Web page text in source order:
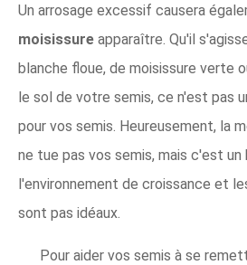
Un arrosage excessif causera
moisissure apparaître. Qu'il
blanche floue, de moisissure verte
le sol de votre semis, ce n'est pas
pour vos semis. Heureusement, la
ne tue pas vos semis, mais c'est un
l'environnement de croissance et
sont pas idéaux.
Pour aider vos semis à se